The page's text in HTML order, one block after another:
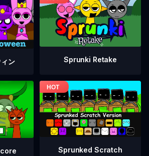
ン Sprunki Retake
Sprunked Scratch